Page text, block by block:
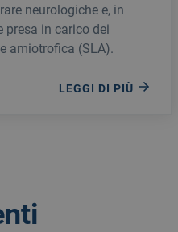
neurologiche e, in
presa in carico dei
amiotrofica (SLA).
LEGGI DI PIÙ